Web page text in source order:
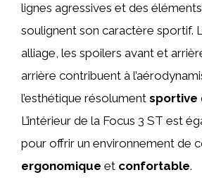
lignes agressives et des
soulignent son caractère sportif.
alliage, les spoilers avant et
arrière contribuent à
l’esthétique résolument sportive
L’intérieur de la Focus 3 ST est
pour offrir un environnement de
ergonomique et confortable.